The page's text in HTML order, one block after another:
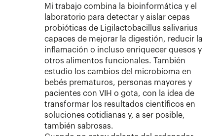
Mi trabajo combina la bioinformática y el
laboratorio para detectar y aislar cepas
probióticas de Ligilactobacillus salivarius
capaces de mejorar la digestión, reducir la
inflamación o incluso enriquecer quesos y
otros alimentos funcionales. También
estudio los cambios del microbioma en
bebés prematuros, personas mayores y
pacientes con VIH o gota, con la idea de
transformar los resultados científicos en
soluciones cotidianas y, a ser posible,
también sabrosas.